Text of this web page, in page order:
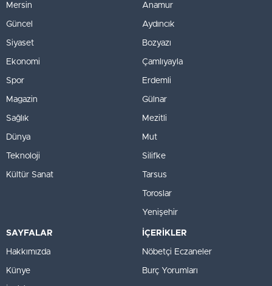
Mersin
Güncel
Siyaset
Ekonomi
Spor
Magazin
Sağlık
Dünya
Teknoloji
Kültür Sanat
Anamur
Aydıncık
Bozyazı
Çamlıyayla
Erdemli
Gülnar
Mezitli
Mut
Silifke
Tarsus
Toroslar
Yenişehir
SAYFALAR
Hakkımızda
Künye
İÇERİKLER
Nöbetçi Eczaneler
Burç Yorumları